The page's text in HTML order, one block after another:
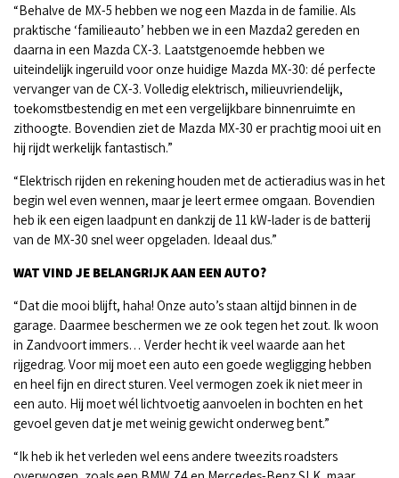
“Behalve de MX-5 hebben we nog een Mazda in de familie. Als
praktische ‘familieauto’ hebben we in een Mazda2 gereden en
daarna in een Mazda CX-3. Laatstgenoemde hebben we
uiteindelijk ingeruild voor onze huidige Mazda MX-30: dé perfecte
vervanger van de CX-3. Volledig elektrisch, milieuvriendelijk,
toekomstbestendig en met een vergelijkbare binnenruimte en
zithoogte. Bovendien ziet de Mazda MX-30 er prachtig mooi uit en
hij rijdt werkelijk fantastisch.”
“Elektrisch rijden en rekening houden met de actieradius was in het
begin wel even wennen, maar je leert ermee omgaan. Bovendien
heb ik een eigen laadpunt en dankzij de 11 kW-lader is de batterij
van de MX-30 snel weer opgeladen. Ideaal dus.”
WAT VIND JE BELANGRIJK AAN EEN AUTO?
“Dat die mooi blijft, haha! Onze auto’s staan altijd binnen in de
garage. Daarmee beschermen we ze ook tegen het zout. Ik woon
in Zandvoort immers… Verder hecht ik veel waarde aan het
rijgedrag. Voor mij moet een auto een goede wegligging hebben
en heel fijn en direct sturen. Veel vermogen zoek ik niet meer in
een auto. Hij moet wél lichtvoetig aanvoelen in bochten en het
gevoel geven dat je met weinig gewicht onderweg bent.”
“Ik heb ik het verleden wel eens andere tweezits roadsters